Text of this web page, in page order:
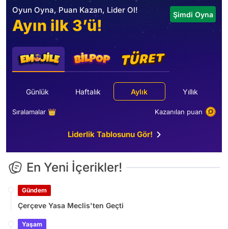
Oyun Oyna, Puan Kazan, Lider Ol!
Ayın ilk 3’ü!
Şimdi Oyna
Günlük Haftalık Aylık Yıllık
Sıralamalar 👑 Kazanılan puan
Liderlik Tablosunu Gör!
En Yeni İçerikler!
Gündem
Çerçeve Yasa Meclis'ten Geçti
Yaşam